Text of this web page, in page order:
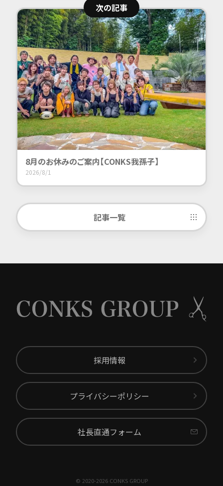
次の記事
8月のお休みのご案内【CONKS我孫子】
2026/8/1
記事一覧
採用情報
プライバシーポリシー
社長直通フォーム
© 2020-2026 CONKS GROUP